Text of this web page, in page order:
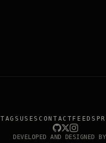
TAGS USESCONTACT FEEDS
DEVELOPED AND DESIGNED